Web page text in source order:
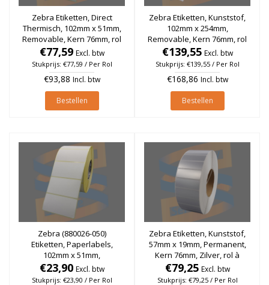
Zebra Etiketten, Direct
Thermisch, 102mm x 51mm,
Removable, Kern 76mm, rol
à 2.700 stuks
€77,59 Excl. btw
Stukprijs: €77,59 / Per Rol
€93,88 Incl. btw
Bestellen
Zebra Etiketten, Kunststof,
102mm x 254mm,
Removable, Kern 76mm, rol
à 650 stuks
€139,55 Excl. btw
Stukprijs: €139,55 / Per Rol
€168,86 Incl. btw
Bestellen
Zebra (880026-050)
Etiketten, Paperlabels,
102mm x 51mm,
Permanent, Kern 76mm, rol
à 2.740 stuks
€23,90 Excl. btw
Stukprijs: €23,90 / Per Rol
Zebra Etiketten, Kunststof,
57mm x 19mm, Permanent,
Kern 76mm, Zilver, rol à
6.742 stuks
€79,25 Excl. btw
Stukprijs: €79,25 / Per Rol